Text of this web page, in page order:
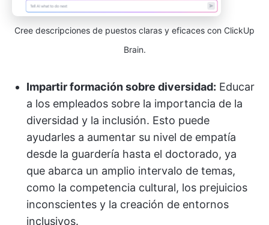
Cree descripciones de puestos claras y eficaces con ClickUp
Brain.
Impartir formación sobre diversidad: Educar
a los empleados sobre la importancia de la
diversidad y la inclusión. Esto puede
ayudarles a aumentar su nivel de empatía
desde la guardería hasta el doctorado, ya
que abarca un amplio intervalo de temas,
como la competencia cultural, los prejuicios
inconscientes y la creación de entornos
inclusivos.